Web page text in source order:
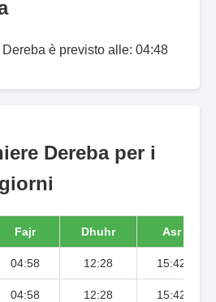
è previsto alle: 04:48
Dereba per i
Fajr Dhuhr Asr
04:58 12:28 15:42
04:58 12:28 15:42